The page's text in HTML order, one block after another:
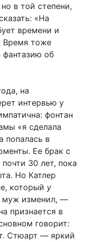
в той степени,
«На
времени и
Время тоже
фантазию об
на
интервью у
фонтан
«я сделала
попалась в
Ее брак с
30 лет, пока
Но Катлер
который у
муж изменил, —
признается в
говорит:
Стюарт — яркий